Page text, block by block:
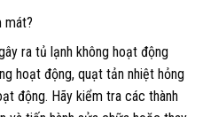
mát?
ra tủ lạnh không hoạt động
hoạt động, quạt tản nhiệt hỏng
động. Hãy kiểm tra các thành